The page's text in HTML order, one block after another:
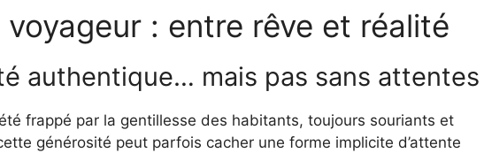
: entre rêve et réalité
authentique… mais pas sans attentes
été frappé par la gentillesse des habitants, toujours souriants et
générosité peut parfois cacher une forme implicite d’attente